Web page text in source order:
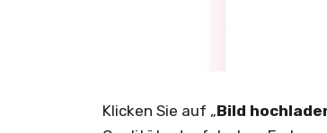
Klicken Sie auf „Bild